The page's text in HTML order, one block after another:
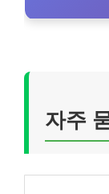
자주